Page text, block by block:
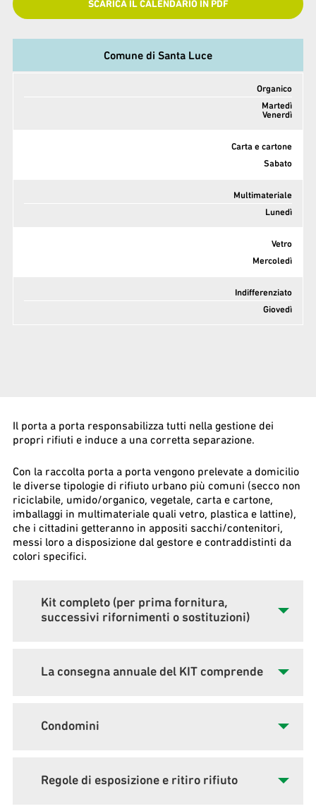
SCARICA IL CALENDARIO IN PDF
Comune di Santa Luce
Organico
Martedì
Venerdì
Carta e cartone
Sabato
Multimateriale
Lunedì
Vetro
Mercoledì
Indifferenziato
Giovedì
Il porta a porta responsabilizza tutti nella gestione dei
propri rifiuti e induce a una corretta separazione.
Con la raccolta porta a porta vengono prelevate a domicilio
le diverse tipologie di rifiuto urbano più comuni (secco non
riciclabile, umido/organico, vegetale, carta e cartone,
imballaggi in multimateriale quali vetro, plastica e lattine),
che i cittadini getteranno in appositi sacchi/contenitori,
messi loro a disposizione dal gestore e contraddistinti da
colori specifici.
Kit completo (per prima fornitura,
successivi rifornimenti o sostituzioni)
La consegna annuale del KIT comprende
Condomini
Regole di esposizione e ritiro rifiuto